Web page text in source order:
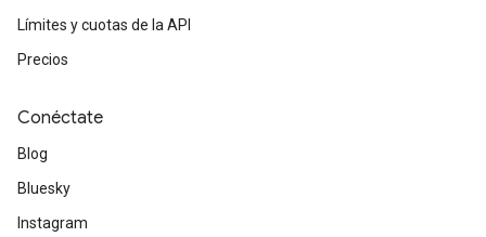
Límites y cuotas de la API
Precios
Conéctate
Blog
Bluesky
Instagram